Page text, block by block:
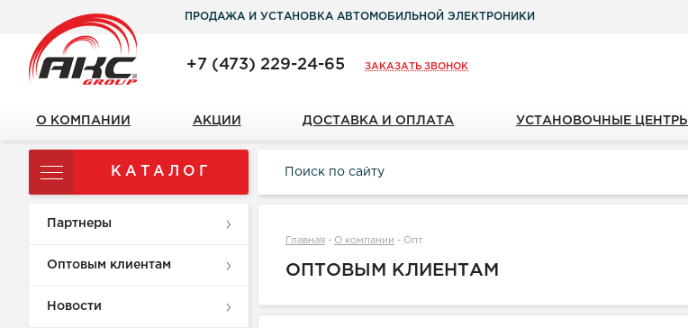
ПРОДАЖА И УСТАНОВКА АВТОМОБИЛЬНОЙ ЭЛЕКТРОНИКИ
+7 (473) 229-24-65 ЗАКАЗАТЬ ЗВОНОК
О КОМПАНИИ АКЦИИ ДОСТАВКА И ОПЛАТА УСТАНОВОЧНЫЕ ЦЕНТРЫ
КАТАЛОГ
Партнеры
Оптовым клиентам
Новости
Главная - О компании - Опт
ОПТОВЫМ КЛИЕНТАМ